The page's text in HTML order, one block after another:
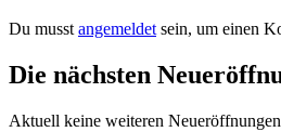
Du musst angemeldet sein, um einen
Die nächsten
Aktuell keine weiteren